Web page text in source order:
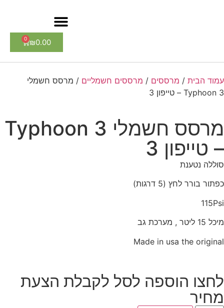
₪0.00
0
עמוד הבית / מרססים / מרססים חשמליים / מרסס חשמלי
Typhoon 3 – טייפון 3
מרסס חשמלי Typhoon 3
– טייפון 3
סוללה נטענת
כפתור בורר לחץ (5 דרגות)
115Psi
מיכל 15 ליטר , מערכת גב
Made in usa the original
לחצו הוספה לסל לקבלת הצעת
מחיר